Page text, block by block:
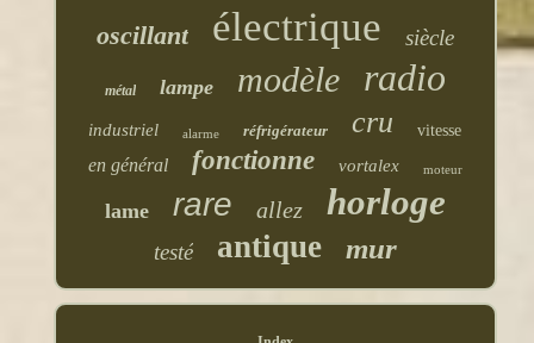
oscillant électrique siècle
métal lampe modèle radio
industriel alarme réfrigérateur cru vitesse
en général fonctionne vortalex moteur
lame rare allez horloge
testé antique mur